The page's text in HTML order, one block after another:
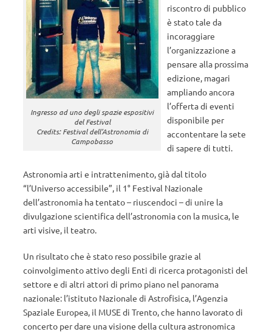
Ingresso ad uno degli spazie espositivi
del Festival
Credits: Festival dell’Astronomia di
Campobasso
riscontro di pubblico
è stato tale da
incoraggiare
l’organizzazione a
pensare alla prossima
edizione, magari
ampliando ancora
l’offerta di eventi
disponibile per
accontentare la sete
di sapere di tutti.
Astronomia arti e intrattenimento, già dal titolo
“l’Universo accessibile”, il 1° Festival Nazionale
dell’astronomia ha tentato – riuscendoci – di unire la
divulgazione scientifica dell’astronomia con la musica, le
arti visive, il teatro.
Un risultato che è stato reso possibile grazie al
coinvolgimento attivo degli Enti di ricerca protagonisti del
settore e di altri attori di primo piano nel panorama
nazionale: l’istituto Nazionale di Astrofisica, l’Agenzia
Spaziale Europea, il MUSE di Trento, che hanno lavorato di
concerto per dare una visione della cultura astronomica